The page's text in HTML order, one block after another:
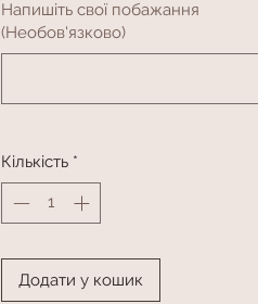
Напишіть свої побажання
(Необов'язково)
Кількість *
Додати у кошик